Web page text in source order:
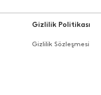
Gizlilik Politikası
Gizlilik Sözleşmesi